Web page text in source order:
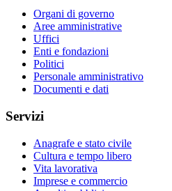
Organi di governo
Aree amministrative
Uffici
Enti e fondazioni
Politici
Personale amministrativo
Documenti e dati
Servizi
Anagrafe e stato civile
Cultura e tempo libero
Vita lavorativa
Imprese e commercio